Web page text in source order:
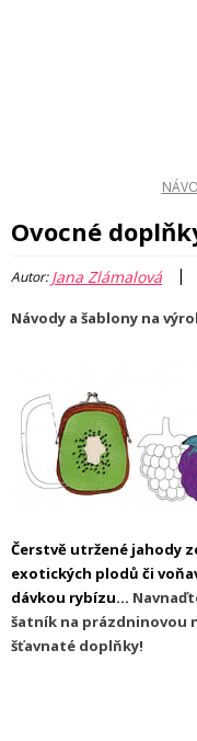
Ovocné
Autor:Jana Zlámalová |
Návody a šablony na
Čerstvě utržené jahody
exotických plodů či
dávkou rybízu...
šatník na prázdninovou
šťavnaté doplňky!